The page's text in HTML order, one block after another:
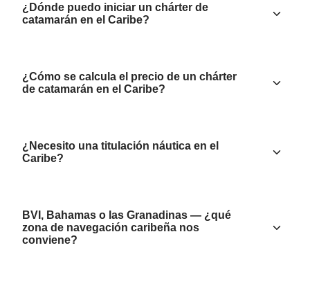
¿Dónde puedo iniciar un chárter de
catamarán en el Caribe?
¿Cómo se calcula el precio de un chárter
de catamarán en el Caribe?
¿Necesito una titulación náutica en el
Caribe?
BVI, Bahamas o las Granadinas — ¿qué
zona de navegación caribeña nos
conviene?